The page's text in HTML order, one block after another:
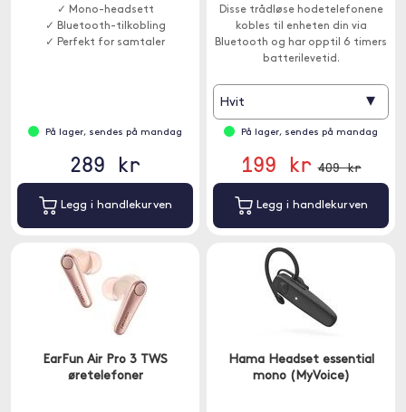
✓ Mono-headsett
✓ Bluetooth-tilkobling
✓ Perfekt for samtaler
På lager, sendes på mandag
289 kr
Legg i handlekurven
Disse trådløse hodetelefonene
kobles til enheten din via
Bluetooth og har opptil 6 timers
batterilevetid.
Hvit ▾
På lager, sendes på mandag
199 kr 409 kr
Legg i handlekurven
EarFun Air Pro 3 TWS
øretelefoner
Hama Headset essential
mono (MyVoice)